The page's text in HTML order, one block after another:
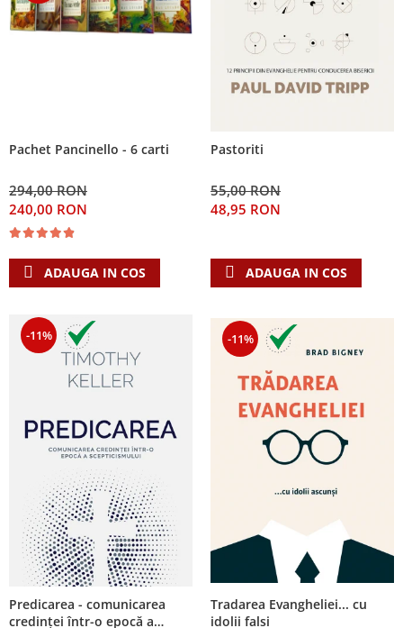
Pachet Pancinello - 6 carti
294,00 RON
240,00 RON
ADAUGA IN COS
Pastoriti
55,00 RON
48,95 RON
ADAUGA IN COS
-11%
Predicarea - comunicarea
credinţei într-o epocă a
-11%
Tradarea Evangheliei... cu
idolii falsi